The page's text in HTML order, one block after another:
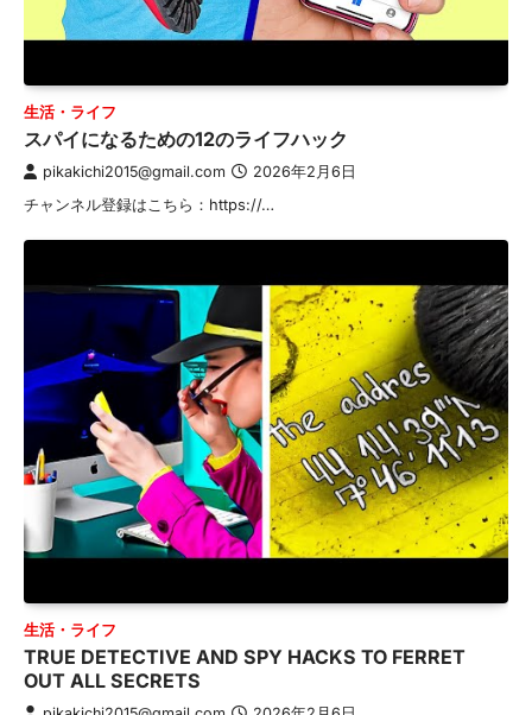
生活・ライフ
スパイになるための12のライフハック
pikakichi2015@gmail.com 2026年2月6日
チャンネル登録はこちら：https://…
生活・ライフ
TRUE DETECTIVE AND SPY HACKS TO FERRET
OUT ALL SECRETS